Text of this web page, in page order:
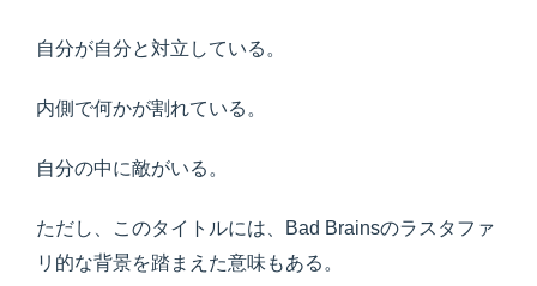
自分が自分と対立している。
内側で何かが割れている。
自分の中に敵がいる。
ただし、このタイトルには、Bad Brainsのラスタファ
リ的な背景を踏まえた意味もある。